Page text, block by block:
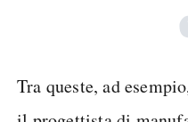
Tra queste, ad